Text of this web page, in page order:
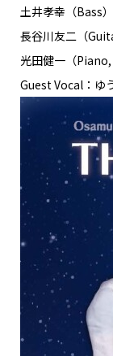
土井孝幸（Bass）
長谷川友二（
光田健一（Piano,
Guest Vocal：ゆ